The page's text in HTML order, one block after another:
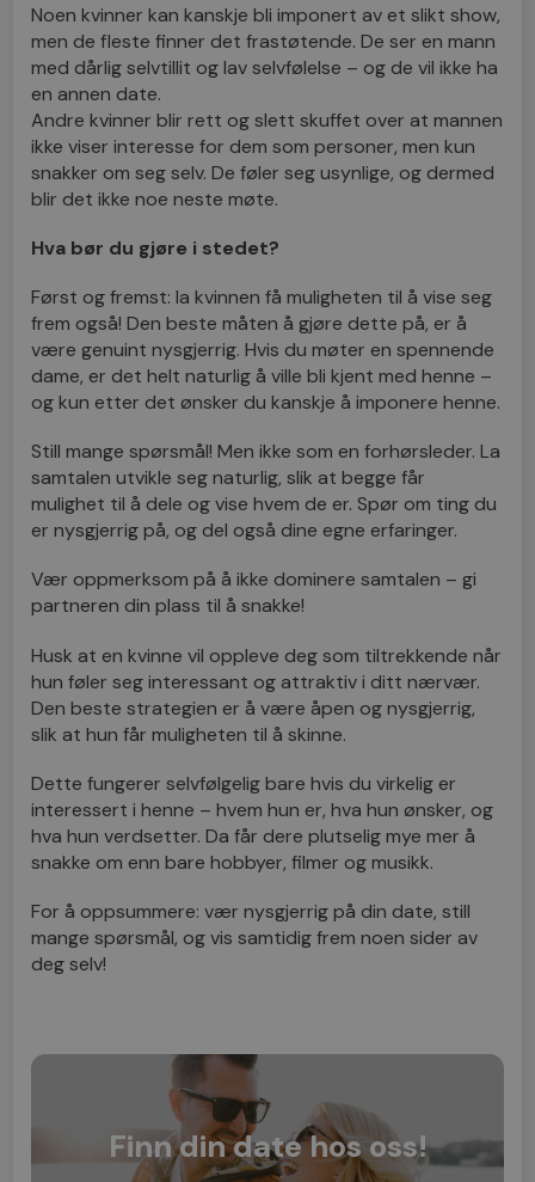
Noen kvinner kan kanskje bli imponert av et slikt show,
men de fleste finner det frastøtende. De ser en mann
med dårlig selvtillit og lav selvfølelse – og de vil ikke ha
en annen date.
Andre kvinner blir rett og slett skuffet over at mannen
ikke viser interesse for dem som personer, men kun
snakker om seg selv. De føler seg usynlige, og dermed
blir det ikke noe neste møte.
Hva bør du gjøre i stedet?
Først og fremst: la kvinnen få muligheten til å vise seg
frem også! Den beste måten å gjøre dette på, er å
være genuint nysgjerrig. Hvis du møter en spennende
dame, er det helt naturlig å ville bli kjent med henne –
og kun etter det ønsker du kanskje å imponere henne.
Still mange spørsmål! Men ikke som en forhørsleder. La
samtalen utvikle seg naturlig, slik at begge får
mulighet til å dele og vise hvem de er. Spør om ting du
er nysgjerrig på, og del også dine egne erfaringer.
Vær oppmerksom på å ikke dominere samtalen – gi
partneren din plass til å snakke!
Husk at en kvinne vil oppleve deg som tiltrekkende når
hun føler seg interessant og attraktiv i ditt nærvær.
Den beste strategien er å være åpen og nysgjerrig,
slik at hun får muligheten til å skinne.
Dette fungerer selvfølgelig bare hvis du virkelig er
interessert i henne – hvem hun er, hva hun ønsker, og
hva hun verdsetter. Da får dere plutselig mye mer å
snakke om enn bare hobbyer, filmer og musikk.
For å oppsummere: vær nysgjerrig på din date, still
mange spørsmål, og vis samtidig frem noen sider av
deg selv!
Finn din date hos oss!